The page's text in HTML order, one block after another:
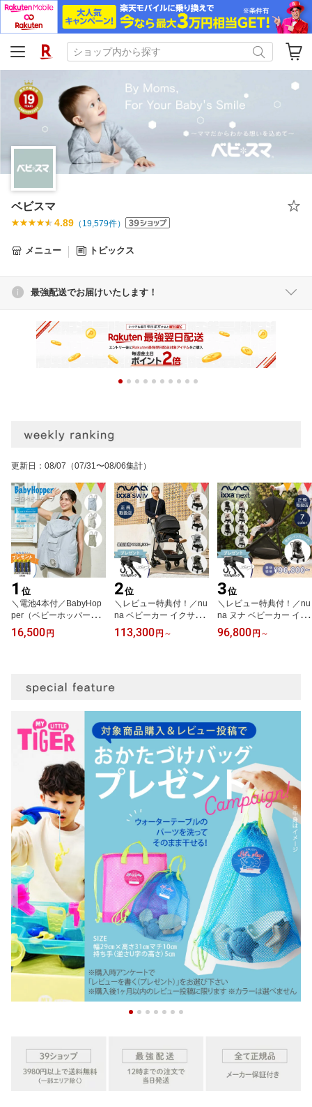
ベビスマ
4.89 （ 19,579件）
メニュー トピックス
最強配送でお届けいたします！
更新日 ： 08/07 （07/31〜08/06集計）
1 位
＼電池4本付／BabyHop
per（ベビーホッパー）
空調ベビーケープ 保冷ジ
ェル付 スカイグレー/ベ
ビーカー ファン付ケープ
カット 紫外線 RSLN
16,500円
2位
＼レビュー特典付！／nu
na ベビーカー イクサス
イブ｜リベテッド／ビス
コッティ／クォーツ／グ
ルシステム対応 a型 b型
ート 正規品 1年間保証
113,300円 ～
3位
＼レビュー特典付！／nu
na ヌナ ベビーカー イク
サ ネクスト｜キャビア
ビスコッティ サンダー
96,800円 ～